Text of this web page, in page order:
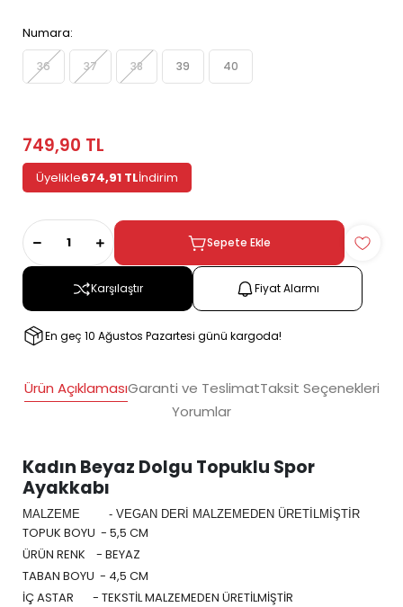
Numara:
36 37 38 39 40
749,90 TL
Üyelikle674,91 TLİndirim
Sepete Ekle
Karşılaştır Fiyat Alarmı
En geç 10 Ağustos Pazartesi günü kargoda!
Ürün AçıklamasıGaranti ve TeslimatTaksit Seçenekleri
Yorumlar
Kadın Beyaz Dolgu Topuklu Spor
Ayakkabı
MALZEME - VEGAN DERİ MALZEMEDEN ÜRETİLMİŞTİR
TOPUK BOYU - 5,5 CM
ÜRÜN RENK - BEYAZ
TABAN BOYU - 4,5 CM
İÇ ASTAR - TEKSTİL MALZEMEDEN ÜRETİLMİŞTİR